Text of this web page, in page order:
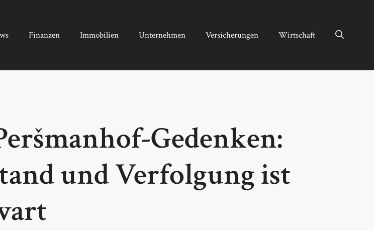
Finanzen Immobilien Unternehmen Versicherungen Wirtschaft
Gedenken:
und Verfolgung ist